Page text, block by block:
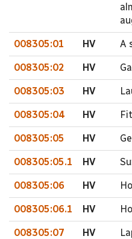
008305:01 HV A
008305:02 HV
008305:03 HV
008305:04 HV
008305:05 HV
008305:05.1 HV
008305:06 HV
008305:06.1 HV
008305:07 HV